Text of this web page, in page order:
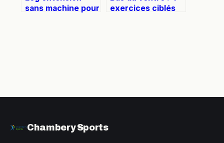
sans machine pour
exercices ciblés
Chambery Sports